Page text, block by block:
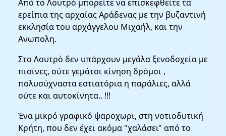
Από το Λουτρό μπορείτε να επισκεφθείτε τα
ερείπια της αρχαίας Aράδενας με την βυζαντινή
εκκλησία του αρχάγγελου Μιχαήλ, και την
Aνωπολη.
Στο Λουτρό δεν υπάρχουν μεγάλα ξενοδοχεία με
πισίνες, ούτε γεμάτοι κίνηση δρόμοι ,
πολυσύχναστα εστιατόρια η παράλιες, αλλά
ούτε και αυτοκίνητα.. !!!
Ένα μικρό γραφικό ψαρoχωρι, στη νοτιοδυτική
Κρήτη, που δεν έχει ακόμα "χαλάσει" από το